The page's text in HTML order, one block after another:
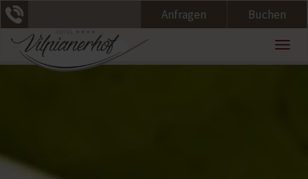
Buchen
Anfragen